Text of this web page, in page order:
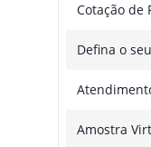
Cotação de
Defina o
Amostra